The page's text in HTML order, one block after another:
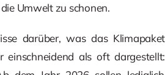
Umwelt zu schonen.
darüber, was das
als oft